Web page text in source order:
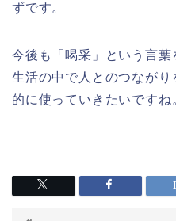
ずです。
今後も「喝采」という言
生活の中で人とのつなが
的に使っていきたいですね